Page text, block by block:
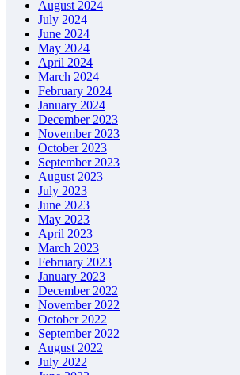
August 2024
July 2024
June 2024
May 2024
April 2024
March 2024
February 2024
January 2024
December 2023
November 2023
October 2023
September 2023
August 2023
July 2023
June 2023
May 2023
April 2023
March 2023
February 2023
January 2023
December 2022
November 2022
October 2022
September 2022
August 2022
July 2022